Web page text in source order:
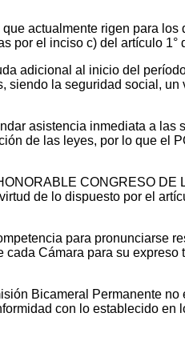
actualmente rigen para los
por el inciso c) del artículo 1°
adicional al inicio del
la seguridad social, un
asistencia inmediata a las
de las leyes, por lo que el
CONGRESO DE
de lo dispuesto por el
para pronunciarse
Cámara para su
Bicameral Permanente
con lo establecido en